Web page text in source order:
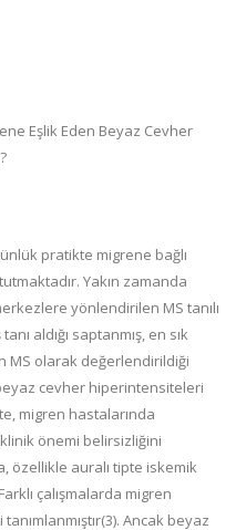
Eşlik Eden Beyaz Cevher
pratikte migrene bağlı
Yakın zamanda
yönlendirilen MS tanılı
aldığı saptanmış, en sık
MS olarak değerlendirildiği
cevher hiperintensiteleri
migren hastalarında
önemi belirsizliğini
özellikle auralı tipte iskemik
çalışmalarda migren
(3). Ancak beyaz